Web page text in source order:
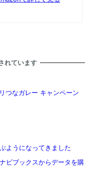
れています
つなガレー キャンペーン
ようになってきました
ビブックスからデータを購